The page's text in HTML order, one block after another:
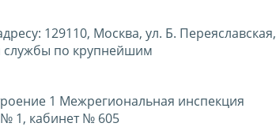
129110, Москва, ул. Б. Переяславская,
службы по крупнейшим
1 Межрегиональная инспекция
1, кабинет № 605